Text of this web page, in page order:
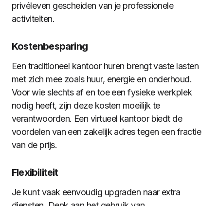
privéleven gescheiden van je professionele
activiteiten.
Kostenbesparing
Een traditioneel kantoor huren brengt vaste lasten
met zich mee zoals huur, energie en onderhoud.
Voor wie slechts af en toe een fysieke werkplek
nodig heeft, zijn deze kosten moeilijk te
verantwoorden. Een virtueel kantoor biedt de
voordelen van een zakelijk adres tegen een fractie
van de prijs.
Flexibiliteit
Je kunt vaak eenvoudig upgraden naar extra